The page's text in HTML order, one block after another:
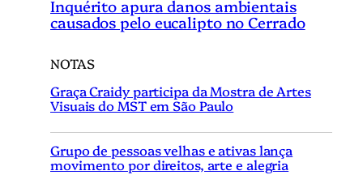
Inquérito apura danos ambientais
causados pelo eucalipto no Cerrado
NOTAS
Graça Craidy participa da Mostra de Artes
Visuais do MST em São Paulo
Grupo de pessoas velhas e ativas lança
movimento por direitos, arte e alegria